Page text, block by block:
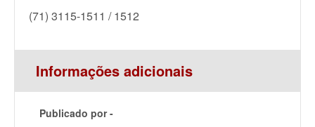
(71) 3115-1511 / 1512
Informações adicionais
Publicado por -